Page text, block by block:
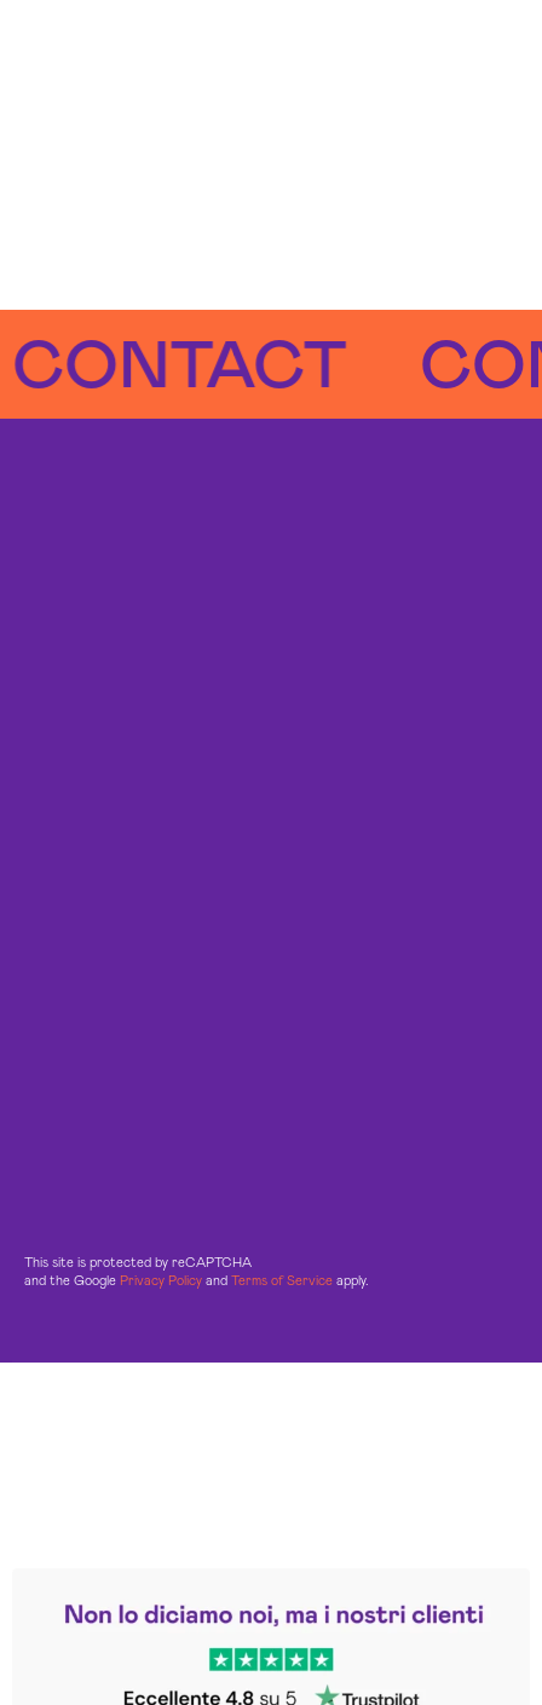
This site is protected by reCAPTCHA
and the Google Privacy Policy and Terms of Service apply.
Trustpilot